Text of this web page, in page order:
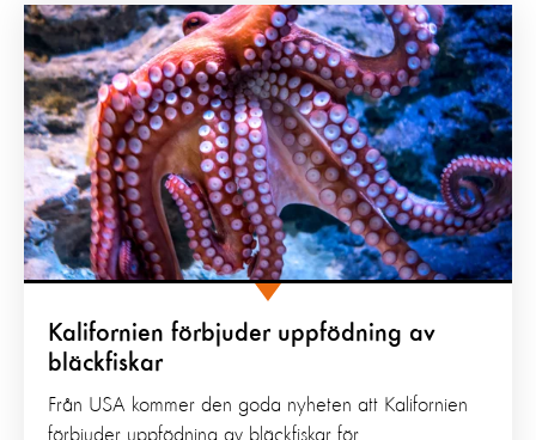
Kalifornien förbjuder uppfödning av
bläckfiskar
Från USA kommer den goda nyheten att Kalifornien
förbjuder uppfödning av bläckfiskar för